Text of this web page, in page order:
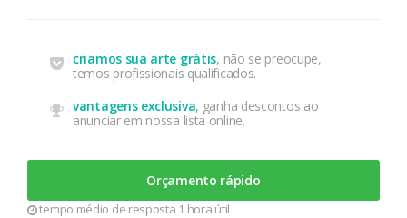
criamos sua arte grátis, não se preocupe,
temos profissionais qualificados.
vantagens exclusiva, ganha descontos ao
anunciar em nossa lista online.
Orçamento rápido
tempo médio de resposta 1 hora útil